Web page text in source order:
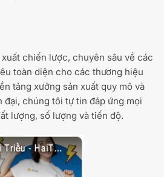
chiến lược, chuyên sâu về các
toàn diện cho các thương hiệu
tảng xưởng sản xuất quy mô và
đại, chúng tôi tự tin đáp ứng mọi
lượng, số lượng và tiến độ.